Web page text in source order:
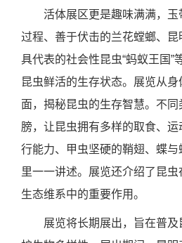
活体展区更是趣味满满，
过程、善于伏击的兰花螳螂、
具代表的社会性昆虫“蚂蚁王国”
昆虫鲜活的生存状态。展览从
面，揭秘昆虫的生存智慧。不
膀，让昆虫拥有多样的取食、
行能力、甲虫坚硬的鞘翅、蝶
里一一讲述。展览还介绍了昆
生态维系中的重要作用。
展览将长期展出，旨在普